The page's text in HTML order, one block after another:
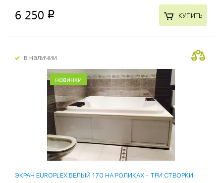
6 250 p КУПИТЬ
в наличии
новинки
ЭКРАН EUROPLEX БЕЛЫЙ 170 НА РОЛИКАХ - ТРИ СТВОРКИ